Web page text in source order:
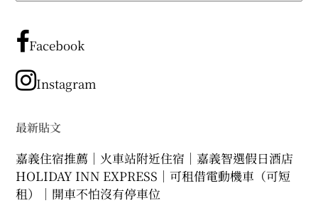
文
章
類
Facebook
Instagram
最新貼文
嘉義住宿推薦｜火車站附近住宿｜嘉義智選假日酒店
HOLIDAY INN EXPRESS｜可租借電動機車（可短
租）｜開車不怕沒有停車位